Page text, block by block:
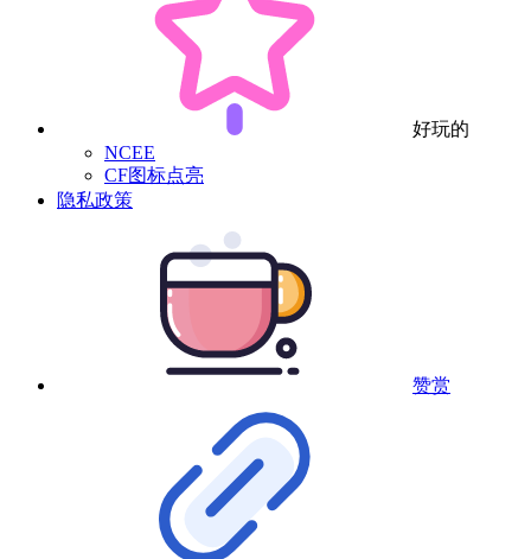
好玩的
NCEE
CF图标点亮
隐私政策
赞赏